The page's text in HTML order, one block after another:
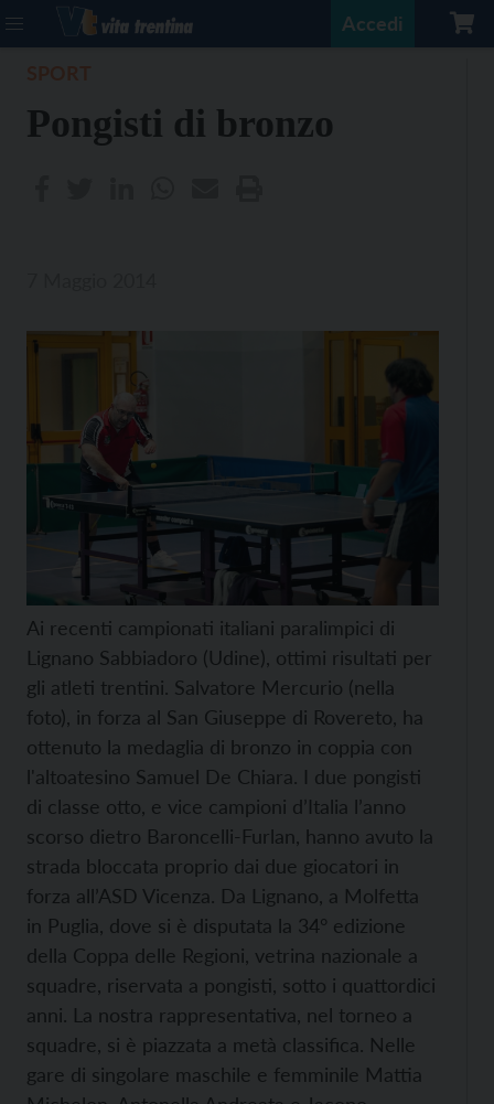
Accedi
Pongisti di bronzo
Ai recenti campionati italiani paralimpici di
Lignano Sabbiadoro (Udine), ottimi risultati per
gli atleti trentini. Salvatore Mercurio (nella
foto), in forza al San Giuseppe di Rovereto, ha
ottenuto la medaglia di bronzo in coppia con
l'altoatesino Samuel De Chiara. I due pongisti
di classe otto, e vice campioni d’Italia l’anno
scorso dietro Baroncelli-Furlan, hanno avuto la
strada bloccata proprio dai due giocatori in
forza all’ASD Vicenza. Da Lignano, a Molfetta
in Puglia, dove si è disputata la 34° edizione
della Coppa delle Regioni, vetrina nazionale a
squadre, riservata a pongisti, sotto i quattordici
anni. La nostra rappresentativa, nel torneo a
squadre, si è piazzata a metà classifica. Nelle
gare di singolare maschile e femminile Mattia